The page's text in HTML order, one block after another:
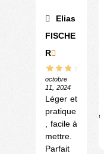
Elias
FISCHE
R
octobre
11, 2024
Léger et
pratique
, facile à
mettre.
Parfait
Utile